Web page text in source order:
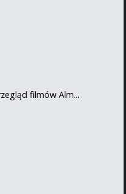
filmów Alm...